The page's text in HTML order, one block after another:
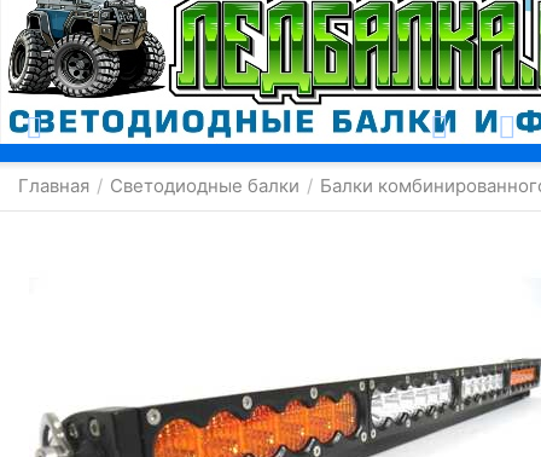
Москва
Главная / Светодиодные балки / Балки